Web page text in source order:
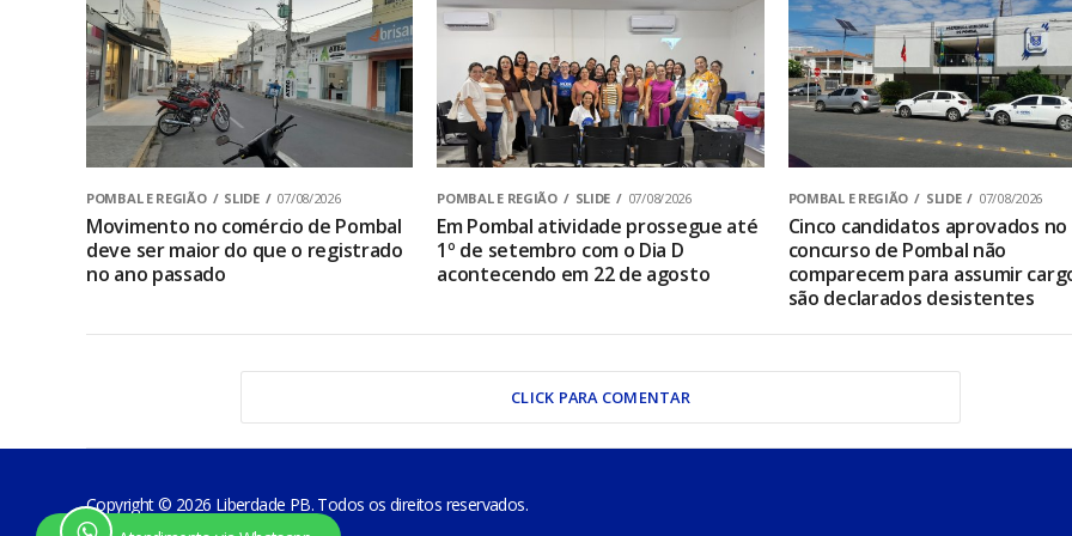
POMBAL E REGIÃO SLIDE 07/08/2026
Movimento no comércio de Pombal
deve ser maior do que o registrado
no ano passado
POMBAL E REGIÃO SLIDE 07/08/2026
Em Pombal atividade prossegue até
1º de setembro com o Dia D
acontecendo em 22 de agosto
POMBAL E REGIÃO SLIDE 07/08/2026
Cinco candidatos aprovados no
concurso de Pombal não
comparecem para assumir
são declarados desistentes
CLICK PARA COMENTAR
Copyright © 2026 Liberdade PB. Todos os direitos reservados.